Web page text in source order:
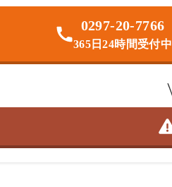
0297-20-7766
365日24時間受付中